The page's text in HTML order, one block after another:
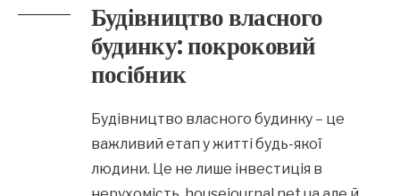
Будівництво власного
будинку: покроковий
посібник
Будівництво власного будинку – це
важливий етап у житті будь-якої
людини. Це не лише інвестиція в